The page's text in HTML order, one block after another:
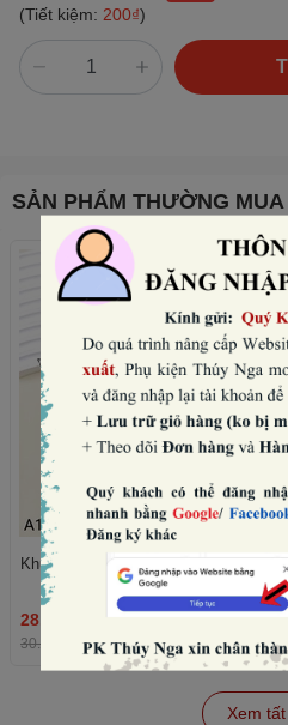
(Tiết kiệm: 200₫)
SẢN PHẨM THƯỜNG MUA
Khuôn silicon- 6 quả mâm xôi.
28.800₫
30.000₫ -4%
Xem